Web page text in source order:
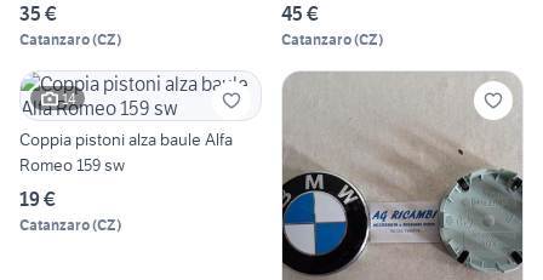
35 €
Catanzaro(CZ)
45 €
Catanzaro(CZ)
14
Coppia pistoni alza baule Alfa
Romeo 159 sw
19 €
Catanzaro(CZ)